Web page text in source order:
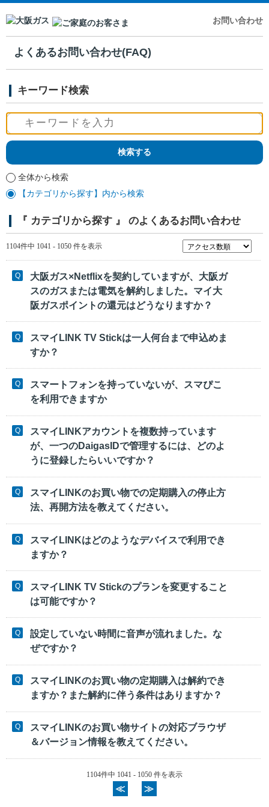
お問い合わせ
よくあるお問い合わせ(FAQ)
キーワード検索
全体から検索
【カテゴリから探す】内から検索
『 カテゴリから探す 』 のよくあるお問い合わせ
1104件中 1041 - 1050 件を表示
大阪ガス×Netflixを契約していますが、大阪ガ
スのガスまたは電気を解約しました。マイ大
阪ガスポイントの還元はどうなりますか？
スマイLINK TV Stickは一人何台まで申込めま
すか？
スマートフォンを持っていないが、スマぴこ
を利用できますか
スマイLINKアカウントを複数持っています
が、一つのDaigasIDで管理するには、どのよ
うに登録したらいいですか？
スマイLINKのお買い物での定期購入の停止方
法、再開方法を教えてください。
スマイLINKはどのようなデバイスで利用でき
ますか？
スマイLINK TV Stickのプランを変更すること
は可能ですか？
設定していない時間に音声が流れました。な
ぜですか？
スマイLINKのお買い物の定期購入は解約でき
ますか？また解約に伴う条件はありますか？
スマイLINKのお買い物サイトの対応ブラウザ
＆バージョン情報を教えてください。
1104件中 1041 - 1050 件を表示
≪ ≫